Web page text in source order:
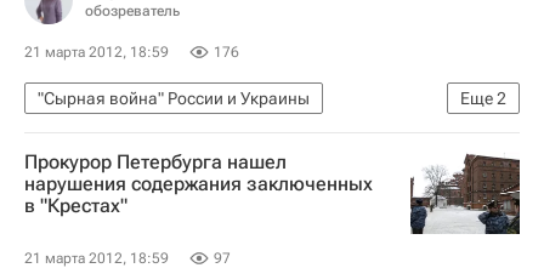
обозреватель
21 марта 2012, 18:59 176
Еще2
"Сырная война" России и Украины
Переговоры России и Украины по пересмотру газовых соглашений
Аналитика
Прокурор Петербурга нашел
нарушения содержания заключенных
в "Крестах"
21 марта 2012, 18:59 97